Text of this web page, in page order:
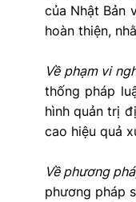
của Nhật Bản
hoàn thiện,
Về phạm vi
thống pháp
hình quản trị
cao hiệu quả
Về phương
phương pháp